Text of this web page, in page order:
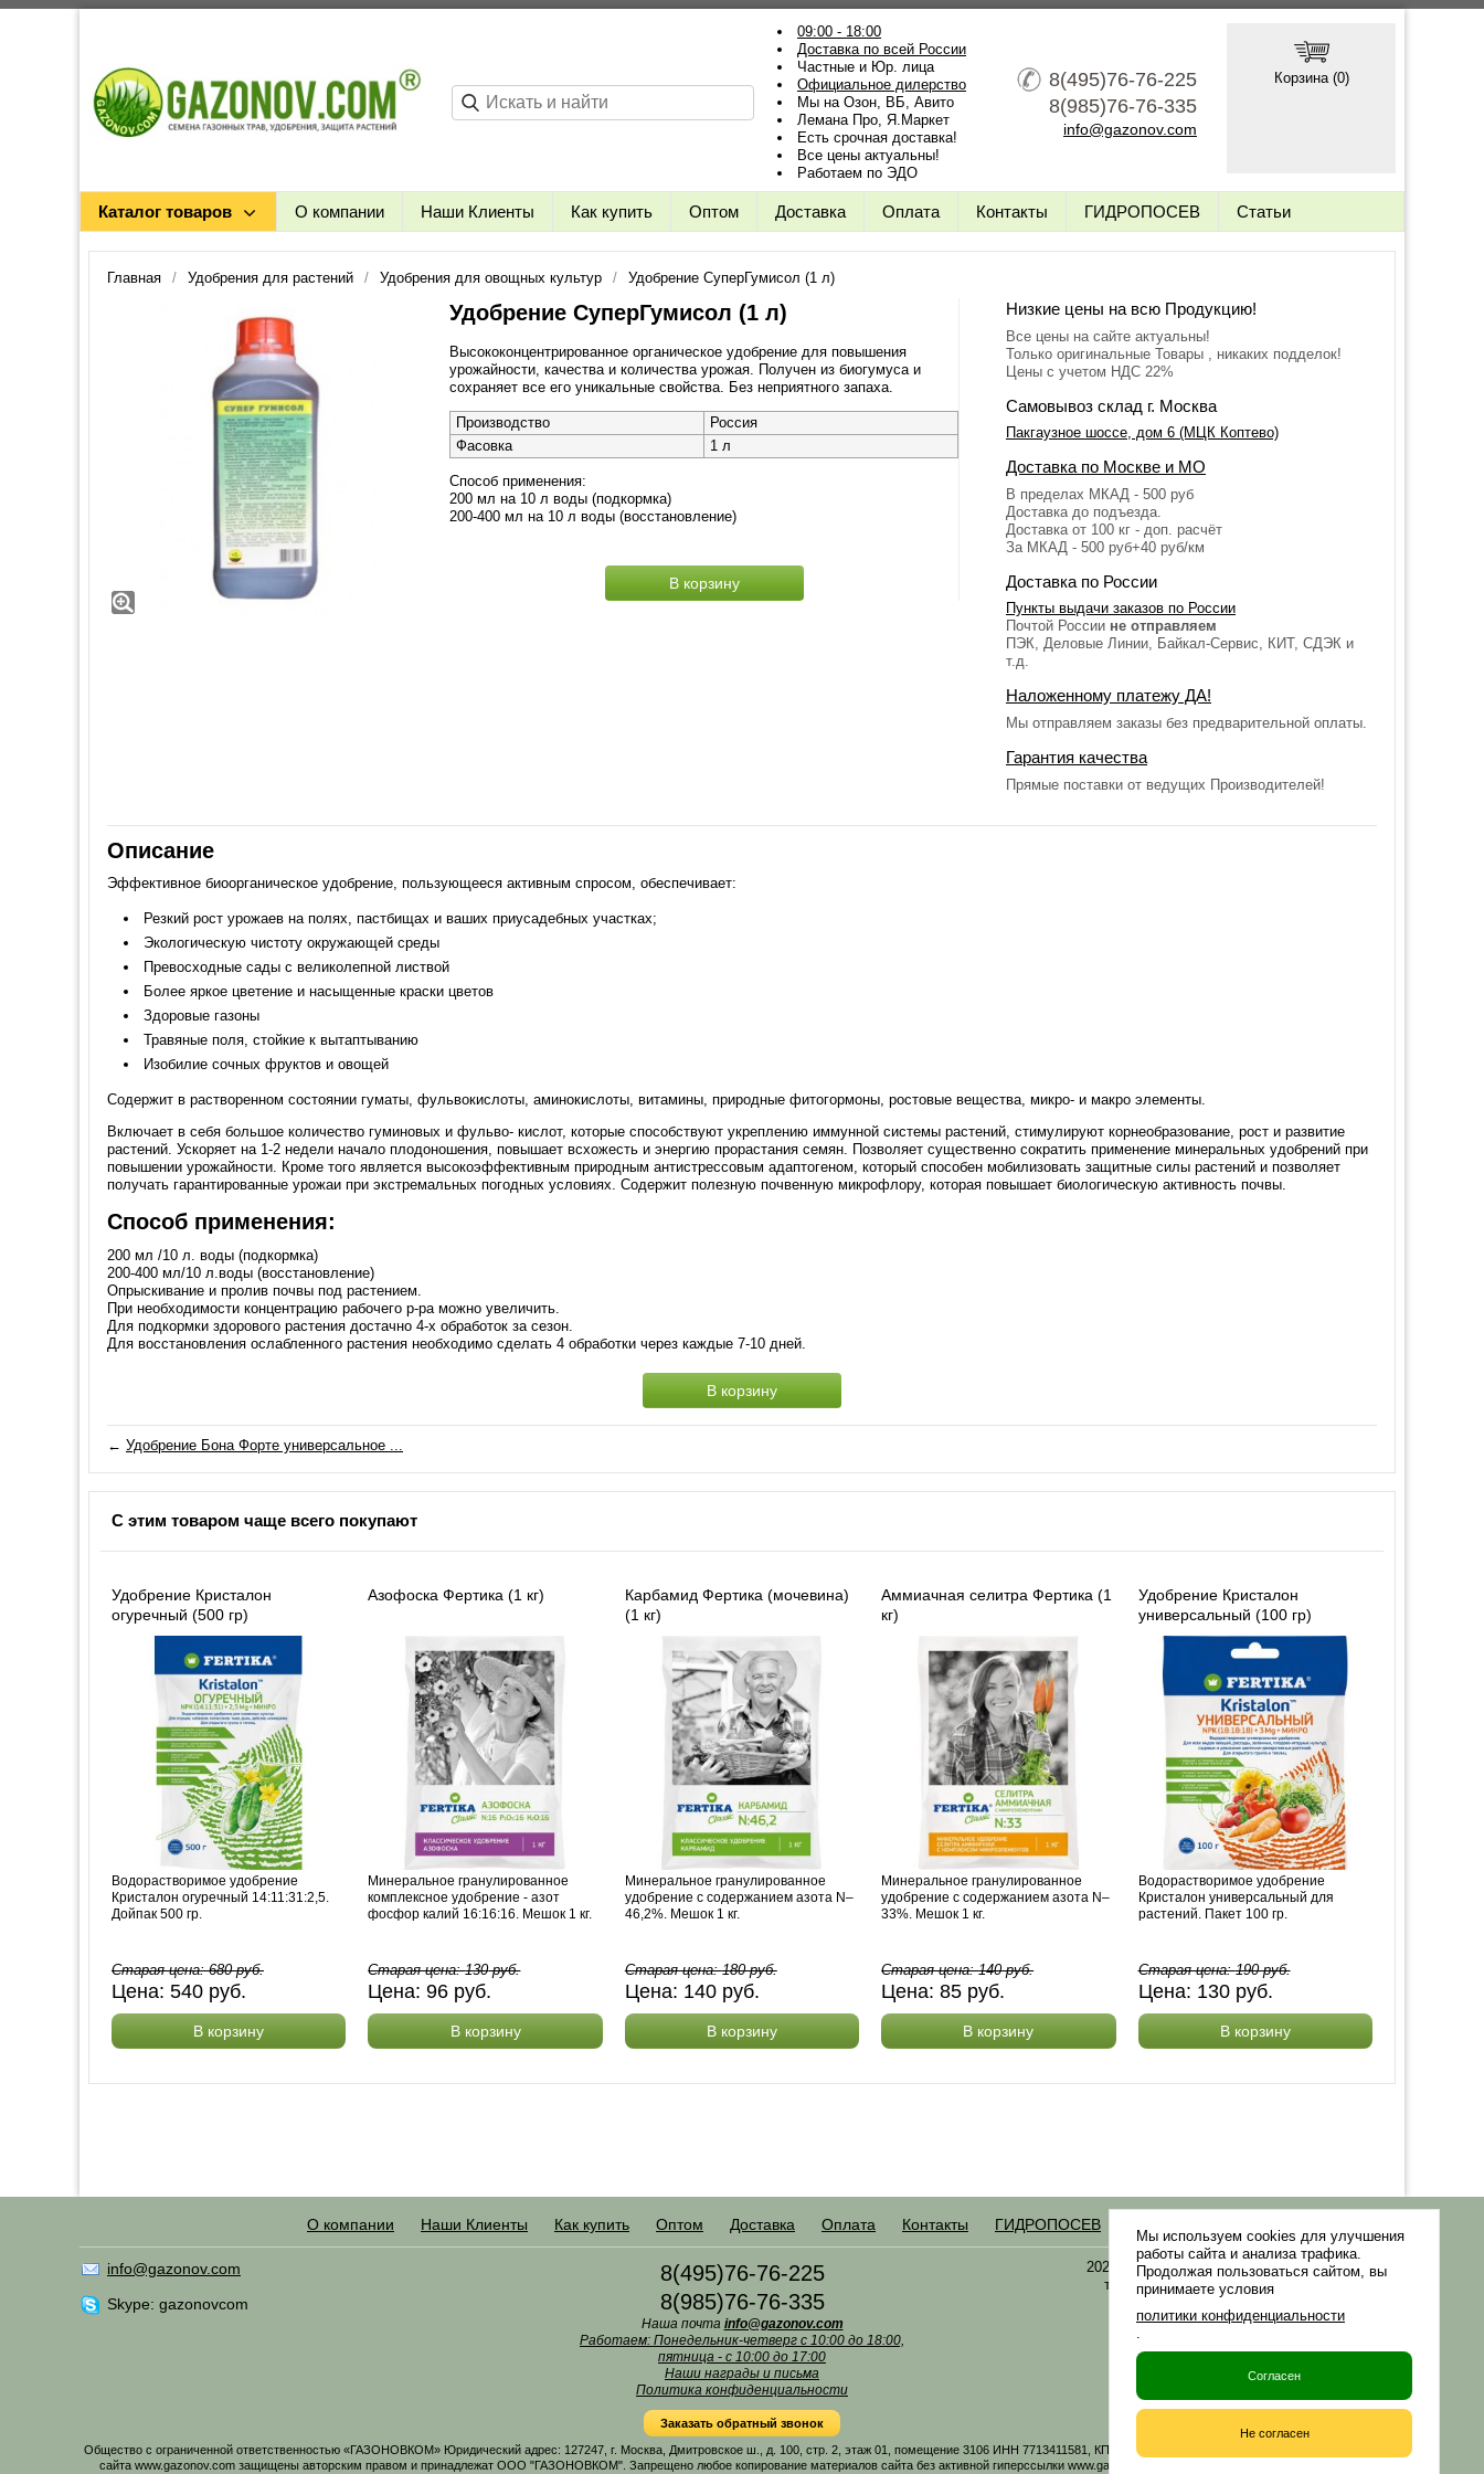
09:00 - 18:00
Доставка по всей России
Частные и Юр. лица
Официальное дилерство
Мы на Озон, ВБ, Авито
Лемана Про, Я.Маркет
Есть срочная доставка!
Все цены актуальны!
Работаем по ЭДО
8(495)76-76-225
8(985)76-76-335
info@gazonov.com
Корзина (0)
Каталог товаров О компании Наши Клиенты Как купить Оптом Доставка Оплата Контакты ГИДРОПОСЕВ Статьи
Главная Удобрения для растений Удобрения для овощных культур Удобрение СуперГумисол (1 л)
Удобрение СуперГумисол (1 л)
Высококонцентрированное органическое удобрение для повышения
урожайности, качества и количества урожая. Получен из биогумуса и
сохраняет все его уникальные свойства. Без неприятного запаха.
Производство
Россия
Фасовка
1 л
Способ применения:
200 мл на 10 л воды (подкормка)
200-400 мл на 10 л воды (восстановление)
В корзину
Низкие цены на всю Продукцию!
Все цены на сайте актуальны!
Только оригинальные Товары , никаких подделок!
Цены с учетом НДС 22%
Самовывоз склад г. Москва
Пакгаузное шоссе, дом 6 (МЦК Коптево)
Доставка по Москве и МО
В пределах МКАД - 500 руб
Доставка до подъезда.
Доставка от 100 кг - доп. расчёт
За МКАД - 500 руб+40 руб/км
Доставка по России
Пункты выдачи заказов по России
Почтой России не отправляем
ПЭК, Деловые Линии, Байкал-Сервис, КИТ, СДЭК и
т.д.
Наложенному платежу ДА!
Мы отправляем заказы без предварительной оплаты.
Гарантия качества
Прямые поставки от ведущих Производителей!
Описание
Эффективное биоорганическое удобрение, пользующееся активным спросом, обеспечивает:
Резкий рост урожаев на полях, пастбищах и ваших приусадебных участках;
Экологическую чистоту окружающей среды
Превосходные сады с великолепной листвой
Более яркое цветение и насыщенные краски цветов
Здоровые газоны
Травяные поля, стойкие к вытаптыванию
Изобилие сочных фруктов и овощей
Содержит в растворенном состоянии гуматы, фульвокислоты, аминокислоты, витамины, природные фитогормоны, ростовые вещества, микро- и макро элементы.
Включает в себя большое количество гуминовых и фульво- кислот, которые способствуют укреплению иммунной системы растений, стимулируют корнеобразование, рост и развитие
растений. Ускоряет на 1-2 недели начало плодоношения, повышает всхожесть и энергию прорастания семян. Позволяет существенно сократить применение минеральных удобрений при
повышении урожайности. Кроме того является высокоэффективным природным антистрессовым адаптогеном, который способен мобилизовать защитные силы растений и позволяет
получать гарантированные урожаи при экстремальных погодных условиях. Содержит полезную почвенную микрофлору, которая повышает биологическую активность почвы.
Способ применения:
200 мл /10 л. воды (подкормка)
200-400 мл/10 л.воды (восстановление)
Опрыскивание и пролив почвы под растением.
При необходимости концентрацию рабочего р-ра можно увеличить.
Для подкормки здорового растения достачно 4-х обработок за сезон.
Для восстановления ослабленного растения необходимо сделать 4 обработки через каждые 7-10 дней.
В корзину
← Удобрение Бона Форте универсальное ...
С этим товаром чаще всего покупают
Удобрение Кристалон
огуречный (500 гр)
Водорастворимое удобрение
Кристалон огуречный 14:11:31:2,5.
Дойпак 500 гр.
Старая цена:680руб.
Цена: 540 руб.
В корзину
Азофоска Фертика (1 кг)
Минеральное гранулированное
комплексное удобрение - азот
фосфор калий 16:16:16. Мешок 1 кг.
Старая цена:130руб.
Цена:96 руб.
В корзину
Карбамид Фертика (мочевина)
(1 кг)
Минеральное гранулированное
удобрение с содержанием азота N–
46,2%. Мешок 1 кг.
Старая цена:180руб.
Цена: 140руб.
В корзину
Аммиачная селитра Фертика (1
кг)
Минеральное гранулированное
удобрение с содержанием азота N–
33%. Мешок 1 кг.
Старая цена:140руб.
Цена:85 руб.
В корзину
Удобрение Кристалон
универсальный (100 гр)
Водорастворимое удобрение
Кристалон универсальный для
растений. Пакет 100 гр.
Старая цена:190руб.
Цена: 130руб.
В корзину
О компании Наши Клиенты Как купить Оптом Доставка Оплата Контакты ГИДРОПОСЕВ
info@gazonov.com
Skype: gazonovcom
2021-2026 © «Газонная трава, семена газонных
трав: выбор удобрения и средства защиты в
8(495)76-76-225
8(985)76-76-335
Наша почта info@gazonov.com
Работаем: Понедельник-четверг с 10:00 до 18:00,
пятница - с 10:00 до 17:00
Наши награды и письма
Политика конфиденциальности
Заказать обратный звонок
Общество с ограниченной ответственностью «ГАЗОНОВКОМ» Юридический адрес: 127247, г. Москва, Дмитровское ш., д. 100, стр. 2, этаж 01, помещение 3106 ИНН 7713411581, КПП 771301001 ОГРН 1167746161219. Все материалы
сайта www.gazonov.com защищены авторским правом и принадлежат ООО "ГАЗОНОВКОМ". Запрещено любое копирование материалов сайта без активной гиперссылки www.gazonov.com. Данный сайт и его содержимое носит
Мы используем cookies для улучшения
работы сайта и анализа трафика.
Продолжая пользоваться сайтом, вы
принимаете условия
политики конфиденциальности
.
Согласен
Не согласен